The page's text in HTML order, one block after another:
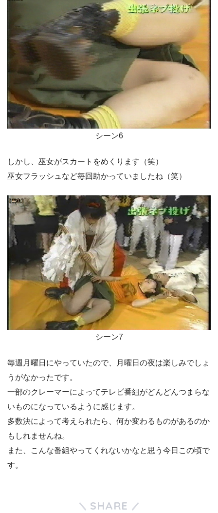
シーン6
しかし、巫女がスカートをめくります（笑）
巫女フラッシュなど毎回助かっていましたね（笑）
シーン7
毎週月曜日にやっていたので、月曜日の夜は楽しみでしょ
うがなかったです。
一部のクレーマーによってテレビ番組がどんどんつまらな
いものになっているように感じます。
多数決によって考えられたら、何か変わるものがあるのか
もしれませんね。
また、こんな番組やってくれないかなと思う今日この頃で
す。
SHARE